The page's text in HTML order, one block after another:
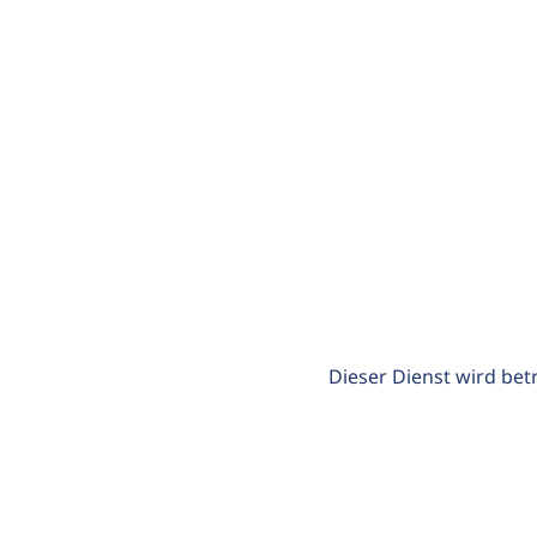
Dieser Dienst wird